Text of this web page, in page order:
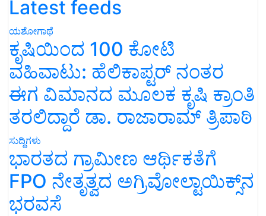
Latest feeds
ಯಶೋಗಾಥೆ
ಕೃಷಿಯಿಂದ 100 ಕೋಟಿ
ವಹಿವಾಟು: ಹೆಲಿಕಾಪ್ಟರ್ ನಂತರ
ಈಗ ವಿಮಾನದ ಮೂಲಕ ಕೃಷಿ ಕ್ರಾಂತಿ
ತರಲಿದ್ದಾರೆ ಡಾ. ರಾಜಾರಾಮ್ ತ್ರಿಪಾಠಿ
ಸುದ್ದಿಗಳು
ಭಾರತದ ಗ್ರಾಮೀಣ ಆರ್ಥಿಕತೆಗೆ
FPO ನೇತೃತ್ವದ ಅಗ್ರಿವೋಲ್ಟಾಯಿಕ್ಸ್‌ನ
ಭರವಸೆ